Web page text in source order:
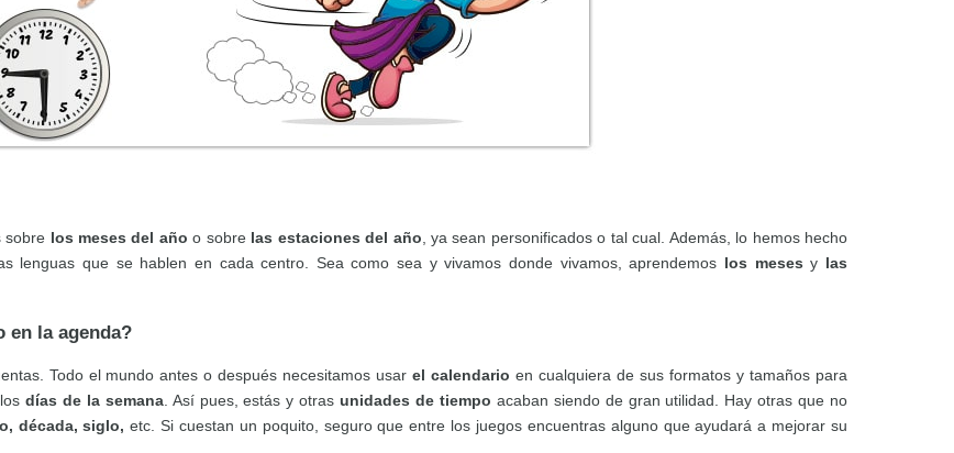
sobre los meses del año o sobre las estaciones del año , ya sean personificados o tal cual. Además, lo hemos hecho
lenguas que se hablen en cada centro. Sea como sea y vivamos donde vivamos, aprendemos los mesesy las
en la agenda?
Todo el mundo antes o después necesitamos usarel calendario en cualquiera de sus formatos y tamaños para
días de la semana. Así pues, estás y otrasunidades de tiempo acaban siendo de gran utilidad. Hay otras que no
década, siglo, etc. Si cuestan un poquito, seguro que entre los juegos encuentras alguno que ayudará a mejorar su